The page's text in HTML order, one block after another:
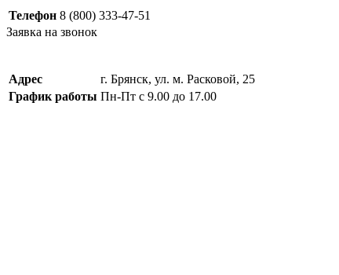
Телефон 8 (800) 333-47-51
Заявка на звонок
Адрес
г. Брянск, ул. м. Расковой, 25
График работы Пн-Пт с 9.00 до 17.00